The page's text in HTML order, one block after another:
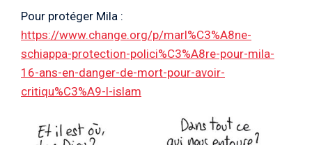
Pour protéger Mila :
https://www.change.org/p/marl%C3%A8ne-
schiappa-protection-polici%C3%A8re-pour-mila-
16-ans-en-danger-de-mort-pour-avoir-
critiqu%C3%A9-l-islam